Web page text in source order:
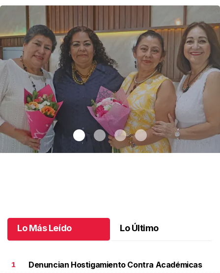
Lo Más Leído Lo Último
1 Denuncian Hostigamiento Contra Académicas